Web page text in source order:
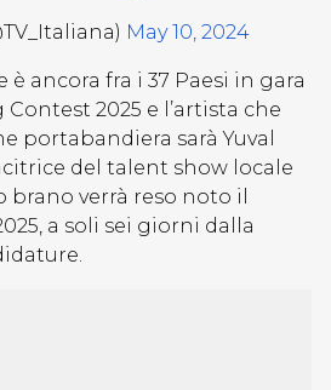
May 10, 2024
è ancora fra i 37 Paesi in gara
2025 e l’artista che
portabandiera sarà Yuval
del talent show locale
brano verrà reso noto il
a soli sei giorni dalla